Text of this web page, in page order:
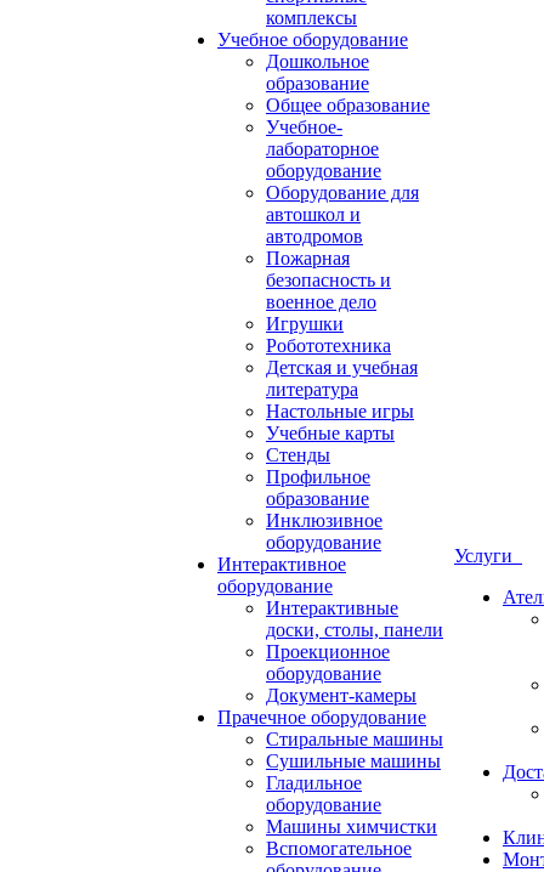
комплексы
Учебное оборудование
Дошкольное
образование
Общее образование
Учебное-
лабораторное
оборудование
Оборудование для
автошкол и
автодромов
Пожарная
безопасность и
военное дело
Игрушки
Робототехника
Детская и учебная
литература
Настольные игры
Учебные карты
Стенды
Профильное
образование
Инклюзивное
оборудование
Интерактивное
оборудование
Интерактивные
доски, столы, панели
Проекционное
оборудование
Документ-камеры
Прачечное оборудование
Стиральные машины
Сушильные машины
Гладильное
оборудование
Машины химчистки
Вспомогательное
Услуги